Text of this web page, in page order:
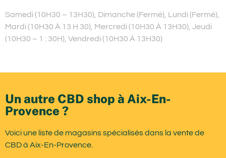
Samedi (10H30 – 13H30), Dimanche (Fermé), Lundi (Fermé),
Mardi (10H30 À 13 H 30), Mercredi (10H30 À 13H30), Jeudi
(10H30 – 1 : 30H), Vendredi (10H30 À 13H30)
Un autre CBD shop à Aix-En-
Provence ?
Voici une liste de magasins spécialisés dans la vente de
CBD à Aix-En-Provence.